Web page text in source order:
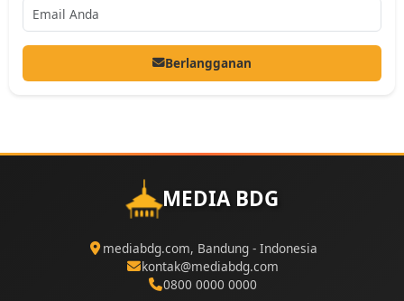
Berlangganan
MEDIA BDG
mediabdg.com, Bandung - Indonesia
kontak@mediabdg.com
0800 0000 0000